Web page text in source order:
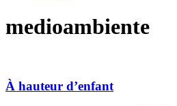
medioambiente
À hauteur d’enfant